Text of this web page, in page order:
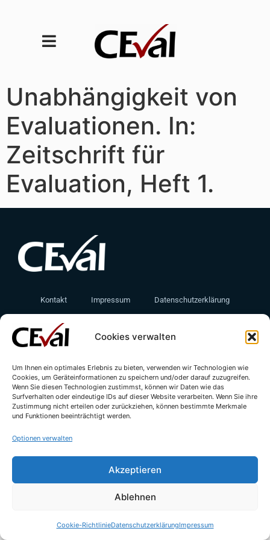
Cookies verwalten
Um Ihnen ein optimales Erlebnis zu bieten, verwenden wir Technologien wie
Cookies, um Geräteinformationen zu speichern und/oder darauf zuzugreifen.
Wenn Sie diesen Technologien zustimmst, können wir Daten wie das
Surfverhalten oder eindeutige IDs auf dieser Website verarbeiten. Wenn Sie ihre
Zustimmung nicht erteilen oder zurückziehen, können bestimmte Merkmale
und Funktionen beeinträchtigt werden.
Optionen verwalten
Akzeptieren
Ablehnen
Cookie-RichtlinieDatenschutzerklärungImpressum
Unabhängigkeit von
Evaluationen. In:
Zeitschrift für
Evaluation, Heft 1.
Kontakt Impressum Datenschutzerklärung
© All rights reserved - CEval GmbH 2026 | webdesign by